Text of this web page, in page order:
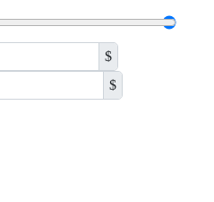
$
$